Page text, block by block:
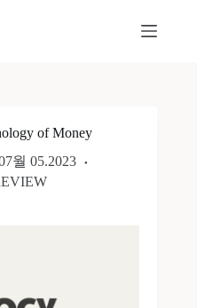
of Money
월 05.2023